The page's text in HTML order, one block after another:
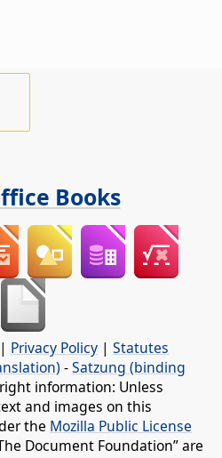
Books
| Privacy Policy | Statutes
-Satzung (binding
information: Unless
and images on this
the Mozilla Public License
Document Foundation” are